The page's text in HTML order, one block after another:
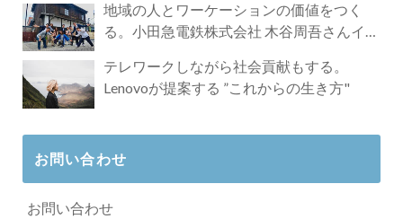
地域の人とワーケーションの価値をつく
る。小田急電鉄株式会社 木谷周吾さんイン
テレワークしながら社会貢献もする。
Lenovoが提案する ”これからの生き方"
お問い合わせ
お問い合わせ